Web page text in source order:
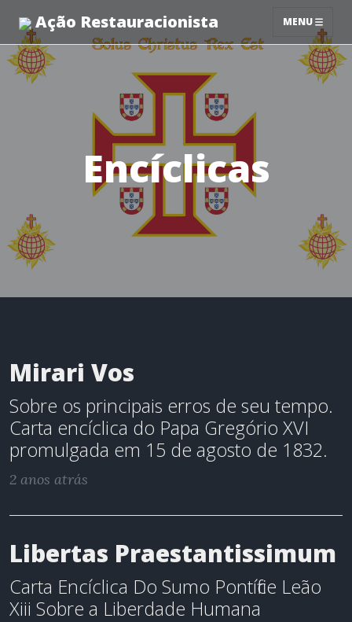
Ação Restauracionista MENU
Encíclicas
Mirari Vos
Sobre os principais erros de seu tempo.
Carta encíclica do Papa Gregório XVI
promulgada em 15 de agosto de 1832.
2 anos atrás
Libertas Praestantissimum
Carta Encíclica Do Sumo Pontífice Leão
Xiii Sobre a Liberdade Humana